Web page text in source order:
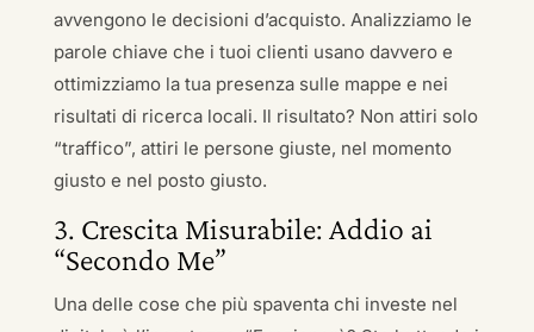
avvengono le decisioni d’acquisto. Analizziamo le
parole chiave che i tuoi clienti usano davvero e
ottimizziamo la tua presenza sulle mappe e nei
risultati di ricerca locali. Il risultato? Non attiri solo
“traffico”, attiri le persone giuste, nel momento
giusto e nel posto giusto.
3. Crescita Misurabile: Addio ai
“Secondo Me”
Una delle cose che più spaventa chi investe nel